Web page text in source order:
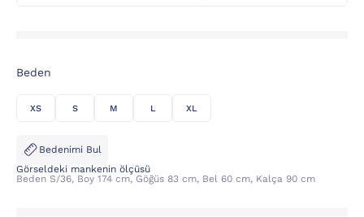
Beden
XS S M L XL
Bedenimi Bul
Görseldeki mankenin ölçüsü
Beden S/36, Boy 174 cm, Göğüs 83 cm, Bel 60 cm, Kalça 90 cm